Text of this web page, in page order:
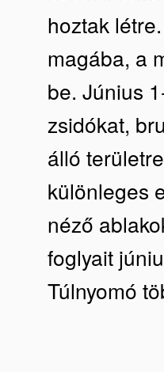
hoztak
magába, a
be. Június
zsidókat,
álló
különleges
néző
foglyait
Túlnyomó